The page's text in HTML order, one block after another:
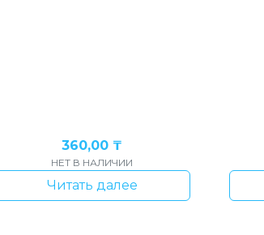
360,00 ₸
НЕТ В НАЛИЧИИ
Читать далее